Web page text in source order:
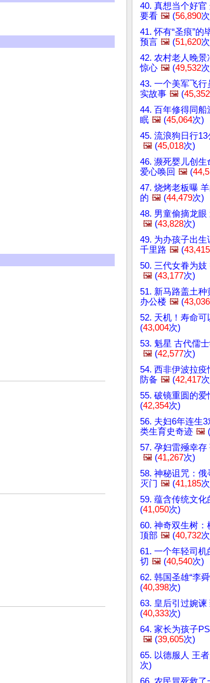
40. 真想当个好
要看 🖼️ (56,890
41. 怀有“圣痕”的
预言 🖼️ (51,620
42. 农村老人晚景
惊心 🖼️ (49,532
43. 一个美军飞
实故事 🖼️ (45,352
44. 百年修得同
眠 🖼️ (45,064次)
45. 流浪狗日行
🖼️ (45,018次)
46. 濒死婴儿创生
爱心唤回 🖼️ (
47. 烧烤老板曝
的 🖼️ (44,479次)
48. 男童偷摘龙眼
🖼️ (43,828次)
49. 为办孩子出生
千里路 🖼️ (43,415
50. 三代女眷为
🖼️ (43,177次)
51. 新马路盖土种
办公楼 🖼️ (43,036
52. 天机！寿命可
(43,004次)
53. 魁星 古代儒
🖼️ (42,577次)
54. 西非伊波拉疫
防备 🖼️ (42,417
55. 破镜重圆的爱
(42,354次)
56. 夫妇6年连生
类生育史奇迹 🖼️ (
57. 孕妇雷殛幸存
🖼️ (41,267次)
58. 神秘诅咒：俄
灭门 🖼️ (41,185
59. 蕴含传统文化
(41,050次)
60. 神奇双生树
顶部 🖼️ (40,732
61. 一个年轻司机
切 🖼️ (40,540次)
62. 韩国圣雄“李
(40,398次)
63. 皇后引过婉谏
(40,333次)
64. 家长为孩子
🖼️ (39,605次)
65. 以德服人 王
次)
66. 农民冒死救了